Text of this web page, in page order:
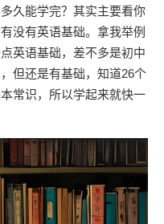
久能学完？其实主要看你
没有英语基础。拿我举例
英语基础，差不多是初中
但还是有基础，知道26个
常识，所以学起来就快一